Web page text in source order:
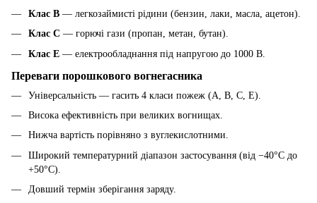
Клас B — легкозаймисті рідини (бензин, лаки, масла, ацетон).
Клас C — горючі гази (пропан, метан, бутан).
Клас E — електрообладнання під напругою до 1000 В.
Переваги порошкового вогнегасника
Універсальність — гасить 4 класи пожеж (A, B, C, E).
Висока ефективність при великих вогнищах.
Нижча вартість порівняно з вуглекислотними.
Широкий температурний діапазон застосування (від −40°C до
+50°C).
Довший термін зберігання заряду.